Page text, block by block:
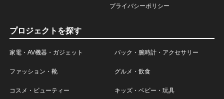
プライバシーポリシー
プロジェクトを探す
家電・AV機器・ガジェット バック・腕時計・アクセサリー
ファッション・靴 グルメ・飲食
コスメ・ビューティー キッズ・ベビー・玩具